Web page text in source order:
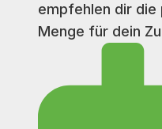
empfehlen dir die
Menge für dein